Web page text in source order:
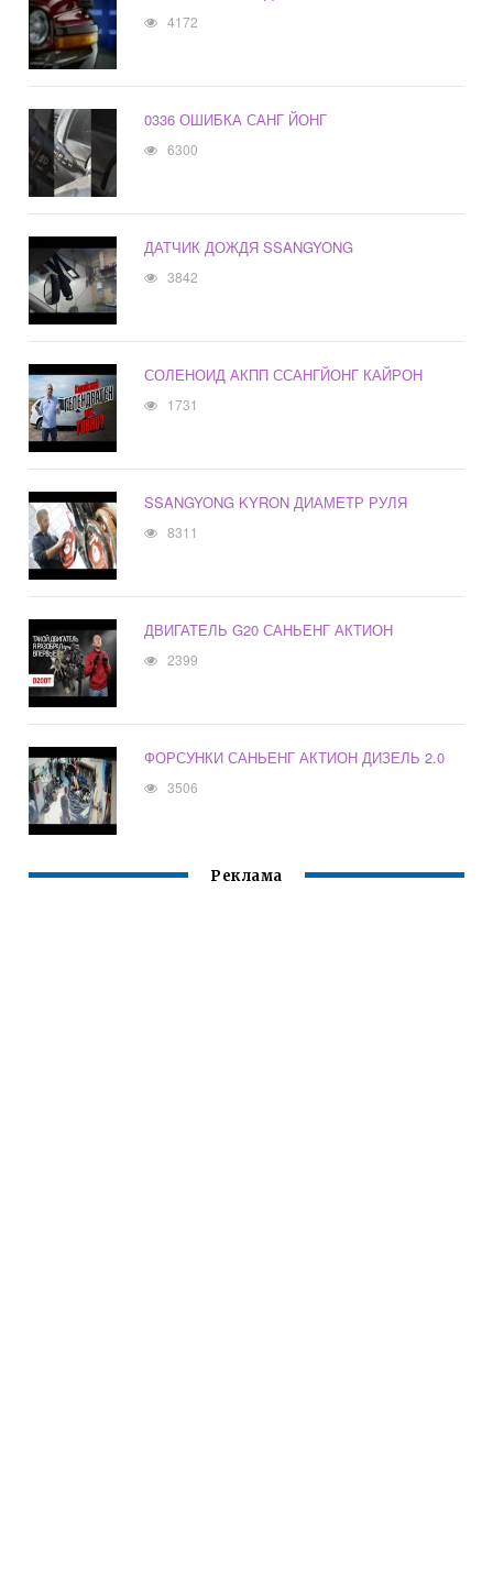
4172
0336 ОШИБКА САНГ ЙОНГ
6300
ДАТЧИК ДОЖДЯ SSANGYONG
3842
СОЛЕНОИД АКПП ССАНГЙОНГ КАЙРОН
1731
SSANGYONG KYRON ДИАМЕТР РУЛЯ
8311
ДВИГАТЕЛЬ G20 САНЬЕНГ АКТИОН
2399
ФОРСУНКИ САНЬЕНГ АКТИОН ДИЗЕЛЬ 2.0
3506
Реклама